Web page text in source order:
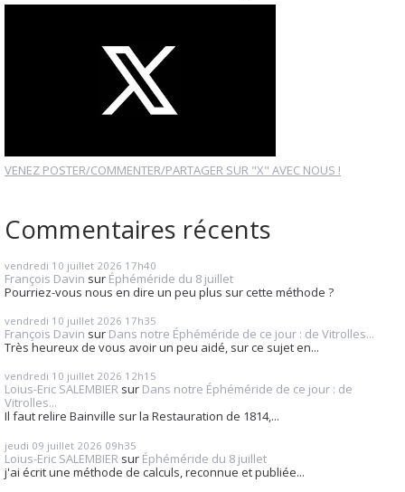
VENEZ POSTER/COMMENTER/PARTAGER SUR "X" AVEC NOUS !
Commentaires récents
vendredi 10 juillet 2026 17h40
François Davin sur Éphéméride du 8 juillet
Pourriez-vous nous en dire un peu plus sur cette méthode ?
vendredi 10 juillet 2026 17h35
François Davin sur Dans notre Éphéméride de ce jour : de Vitrolles...
Très heureux de vous avoir un peu aidé, sur ce sujet en...
vendredi 10 juillet 2026 12h15
Loius-Eric SALEMBIER sur Dans notre Éphéméride de ce jour : de
Vitrolles...
Il faut relire Bainville sur la Restauration de 1814,...
jeudi 09 juillet 2026 09h35
Loius-Eric SALEMBIER sur Éphéméride du 8 juillet
j'ai écrit une méthode de calculs, reconnue et publiée...